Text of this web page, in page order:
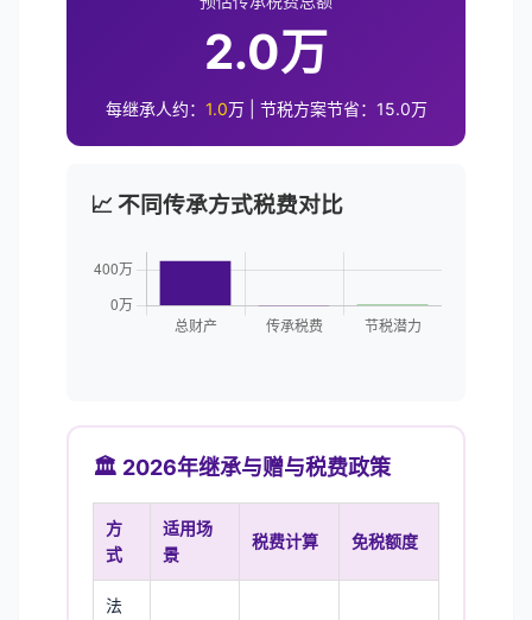
2.0万
每继承人约： 1.0万 | 节税方案节省： 15.0万
📈 不同传承方式税费对比
🏛️ 2026年继承与赠与税费政策
方
式
适用场
景
税费计算 免税额度
法